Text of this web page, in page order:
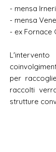
- mensa
- mensa
- ex Fornace
per
raccolti
strutture